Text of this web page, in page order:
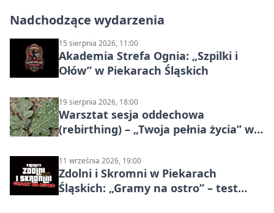
Nadchodzące wydarzenia
15 sierpnia 2026, 11:00
Akademia Strefa Ognia: „Szpilki i
Ołów” w Piekarach Śląskich
19 sierpnia 2026, 18:00
Warsztat sesja oddechowa
(rebirthing) – „Twoja pełnia życia” w
11 września 2026, 19:00
Zdolni i Skromni w Piekarach
Śląskich: „Gramy na ostro” – test